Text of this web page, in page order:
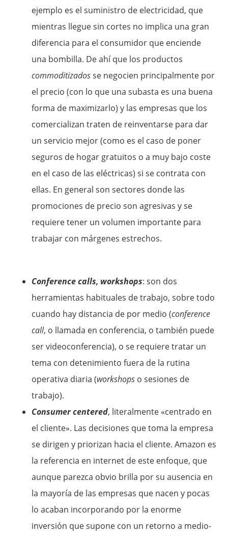
ejemplo es el suministro de electricidad, que
mientras llegue sin cortes no implica una gran
diferencia para el consumidor que enciende
una bombilla. De ahí que los productos
commoditizadosse negocien principalmente por
el precio (con lo que una subasta es una buena
forma de maximizarlo) y las empresas que los
comercializan traten de reinventarse para dar
un servicio mejor (como es el caso de poner
seguros de hogar gratuitos o a muy bajo coste
en el caso de las eléctricas) si se contrata con
ellas. En general son sectores donde las
promociones de precio son agresivas y se
requiere tener un volumen importante para
trabajar con márgenes estrechos.
Conference calls, workshops: son dos
herramientas habituales de trabajo, sobre todo
cuando hay distancia de por medio (conference
call, o llamada en conferencia, o también puede
ser videoconferencia), o se requiere tratar un
tema con detenimiento fuera de la rutina
operativa diaria (workshops o sesiones de
trabajo).
Consumer centered, literalmente «centrado en
el cliente». Las decisiones que toma la empresa
se dirigen y priorizan hacia el cliente. Amazon es
la referencia en internet de este enfoque, que
aunque parezca obvio brilla por su ausencia en
la mayoría de las empresas que nacen y pocas
lo acaban incorporando por la enorme
inversión que supone con un retorno a medio-